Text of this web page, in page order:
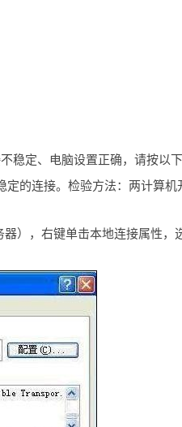
稳定、电脑设置正确，请按以下
的连接。检验方法：两计算机
），右键单击本地连接属性，